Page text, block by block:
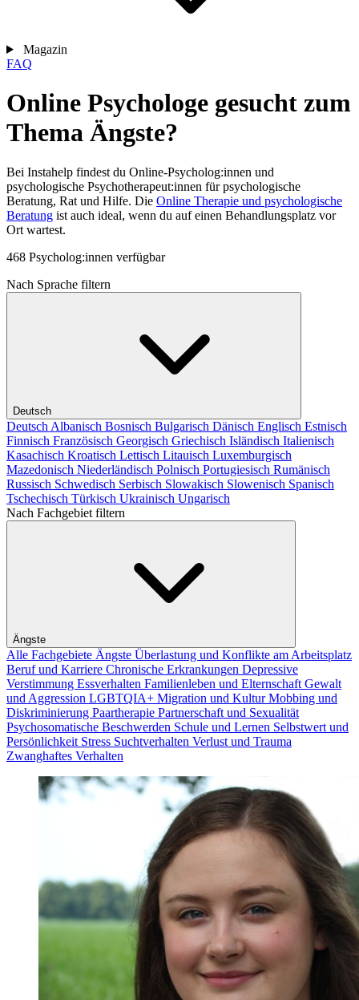
Magazin
FAQ
Online Psychologe gesucht zum
Thema Ängste?
Bei Instahelp findest du Online-Psycholog:innen und
psychologische Psychotherapeut:innen für psychologische
Beratung, Rat und Hilfe. Die Online Therapie und psychologische
Beratung ist auch ideal, wenn du auf einen Behandlungsplatz vor
Ort wartest.
468 Psycholog:innen verfügbar
Nach Sprache filtern
Deutsch
Deutsch Albanisch Bosnisch Bulgarisch Dänisch Englisch Estnisch
Finnisch Französisch Georgisch Griechisch Isländisch Italienisch
Kasachisch Kroatisch Lettisch Litauisch Luxemburgisch
Mazedonisch Niederländisch Polnisch Portugiesisch Rumänisch
Russisch Schwedisch Serbisch Slowakisch Slowenisch Spanisch
Tschechisch Türkisch Ukrainisch Ungarisch
Nach Fachgebiet filtern
Ängste
Alle Fachgebiete Ängste Überlastung und Konflikte am Arbeitsplatz
Beruf und Karriere Chronische Erkrankungen Depressive
Verstimmung Essverhalten Familienleben und Elternschaft Gewalt
und Aggression LGBTQIA+ Migration und KulturMobbing und
Diskriminierung Paartherapie Partnerschaft und Sexualität
Psychosomatische Beschwerden Schule und Lernen Selbstwert und
Persönlichkeit Stress Suchtverhalten Verlust und Trauma
Zwanghaftes Verhalten